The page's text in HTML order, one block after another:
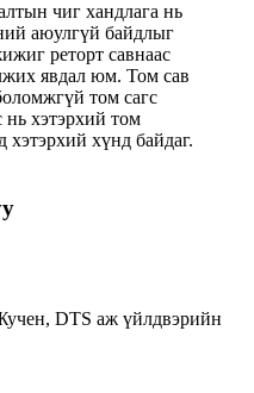
чиг хандлага нь
аюулгүй байдлыг
реторт савнаас
явдал юм. Том сав
том сагс
нь хэтэрхий том
хэтэрхий хүнд байдаг.
DTS аж үйлдвэрийн